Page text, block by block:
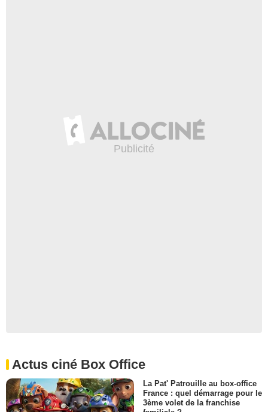
Actus ciné Box Office
La Pat' Patrouille au box-office
France : quel démarrage pour le
3ème volet de la franchise